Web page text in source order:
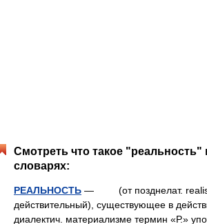
Смотреть что такое "реальность"
словарях:
РЕАЛЬНОСТЬ — (от позднелат. realis
действительный), существующее в
диалектич. материализме термин «Р.»